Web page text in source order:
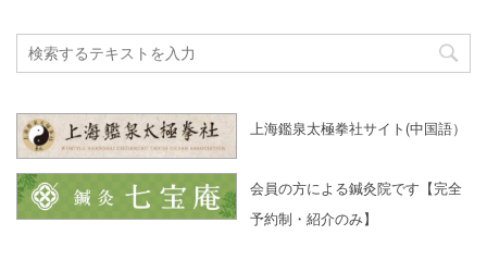
上海鑑泉太極拳社サイト(中国語）
会員の方による鍼灸院です【完全
予約制・紹介のみ】